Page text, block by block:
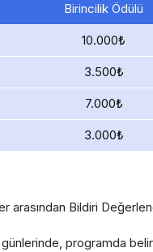
Birincilik Ödülü
10.000₺
3.500₺
7.000₺
3.000₺
arasından Bildiri
programda